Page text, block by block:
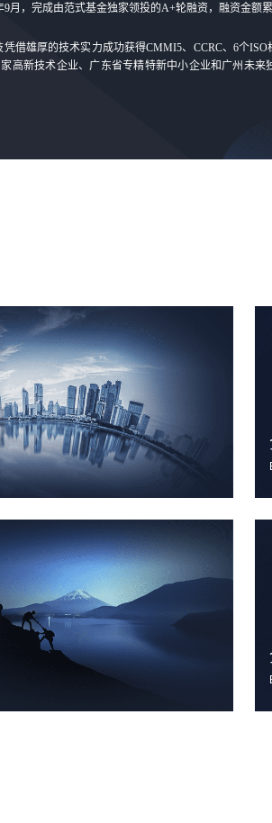
9月，完成由范式基金独家领投的A+轮融资，融资金额
凭借雄厚的技术实力成功获得CMMI5、CCRC、6个
家高新技术企业、广东省专精特新中小企业和广州未